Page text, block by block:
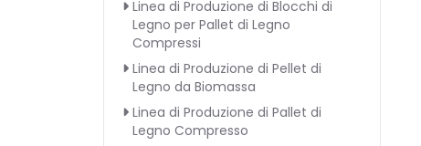
Linea di Produzione di Blocchi di
Legno per Pallet di Legno
Compressi
Linea di Produzione di Pellet di
Legno da Biomassa
Linea di Produzione di Pallet di
Legno Compresso